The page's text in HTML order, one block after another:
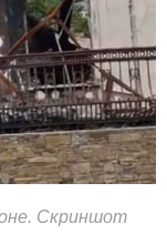
Скриншот